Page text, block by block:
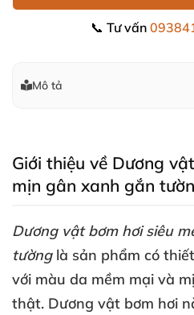
📞 Tư vấn
Mô tả
Giới thiệu về Dương
mịn gân xanh gắn
Dương vật bơm hơi siêu
tườnglà sản phẩm có
với màu da mềm mại và
thật. Dương vật bơm hơi